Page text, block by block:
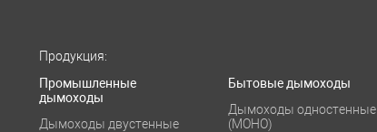
Продукция:
Промышленные
дымоходы
Дымоходы двустенные
Бытовые дымоходы
Дымоходы одностенные
(МОНО)